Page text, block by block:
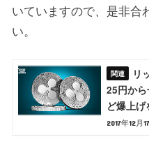
いていますので、是非合
い。
リ
25円か
ど爆上げ
2017年12月